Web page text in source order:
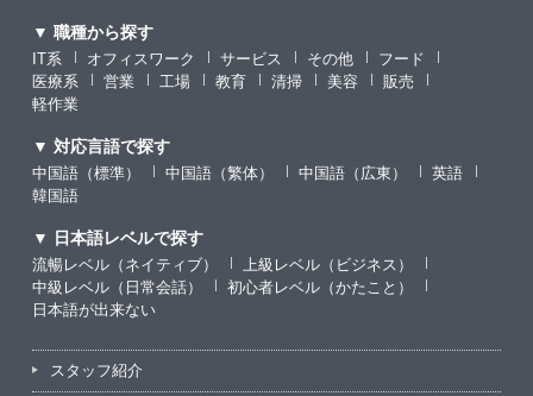
▼ 職種から探す
IT系 オフィスワーク サービス その他
フード
医療系
営業 工場 教育 清掃 美容
販売
軽作業
▼ 対応言語で探す
中国語（標準） 中国語（繁体） 中国語（広東）
英語
韓国語
▼ 日本語レベルで探す
流暢レベル（ネイティブ）
上級レベル（ビジネス）
中級レベル（日常会話）
初心者レベル（かたこと）
日本語が出来ない
スタッフ紹介